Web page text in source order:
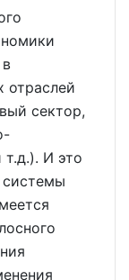
отраслей
сектор,
И это
системы